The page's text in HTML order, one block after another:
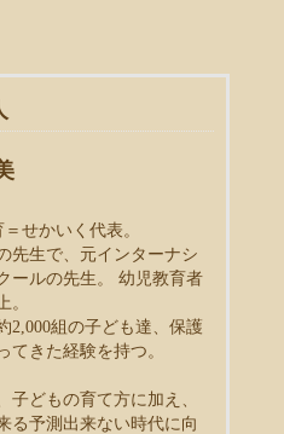
せかいく代表。
先生で、元インターナシ
ールの先生。 幼児教育者
。
2,000組の子ども達、保護
てきた経験を持つ。
子どもの育て方に加え、
る予測出来ない時代に向